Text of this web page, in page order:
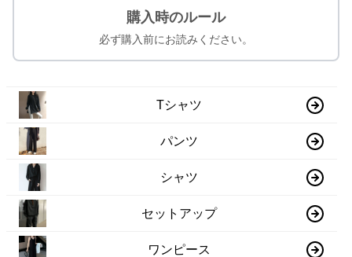
購入時のルール
必ず購入前にお読みください。
Tシャツ
パンツ
シャツ
セットアップ
ワンピース